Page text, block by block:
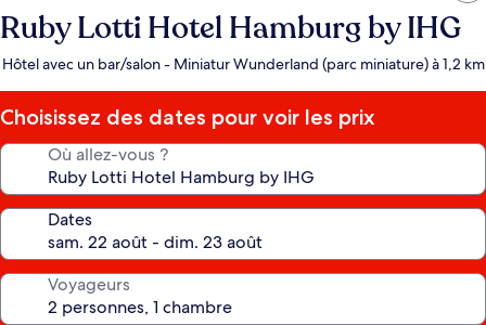
Ruby Lotti Hotel Hamburg by IHG
Hôtel avec un bar/salon - Miniatur Wunderland (parc miniature) à 1,2 km
Choisissez des dates pour voir les prix
Où allez-vous ?
Dates
Voyageurs